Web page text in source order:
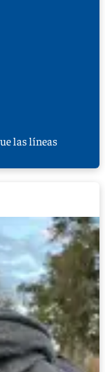
las líneas